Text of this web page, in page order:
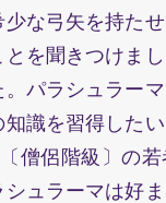
な弓矢を持た
を聞きつけま
パラシュラー
識を習得した
僧侶階級〕の若
ュラーマは好